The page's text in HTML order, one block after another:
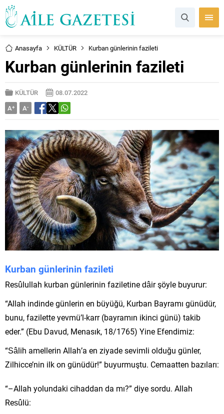
Anasayfa KÜLTÜR Kurban günlerinin fazileti
Kurban günlerinin fazileti
KÜLTÜR
08.07.2022
A+ A-
Kurban günlerinin fazileti
Resûlullah kurban günlerinin faziletine dâir şöyle buyurur:
“Allah indinde günlerin en büyüğü, Kurban Bayramı günüdür,
bunu, fazilette yevmü’l-karr (bayramın ikinci günü) takib
eder.” (Ebu Davud, Menasık, 18/1765) Yine Efendimiz:
“Sâlih amellerin Allah’a en ziyade sevimli olduğu günler,
Zilhicce’nin ilk on günüdür!” buyurmuştu. Cemaatten bazıları:
“–Allah yolundaki cihaddan da mı?” diye sordu. Allah
Resûlü: